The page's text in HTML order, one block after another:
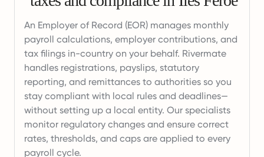
An Employer of Record (EOR) manages monthly
payroll calculations, employer contributions, and
tax filings in-country on your behalf. Rivermate
handles registrations, payslips, statutory
reporting, and remittances to authorities so you
stay compliant with local rules and deadlines—
without setting up a local entity. Our specialists
monitor regulatory changes and ensure correct
rates, thresholds, and caps are applied to every
payroll cycle.